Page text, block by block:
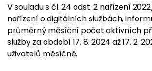
V souladu s čl. 24 odst. 2 nařízení
nařízení o digitálních službách,
průměrný měsíční počet aktivních
služby za období 17. 8. 2024 až 17. 2.
uživatelů měsíčně.